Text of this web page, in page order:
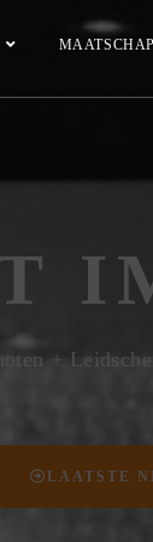
+
LAATSTE